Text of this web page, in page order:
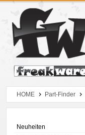
Zum Hauptmenue
Zum Seiteninhalt
Zum Warenkob
HOME Part-Finder
Neuheiten